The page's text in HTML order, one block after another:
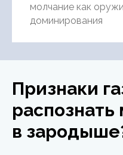
молчание как
доминирования
Признаки
в